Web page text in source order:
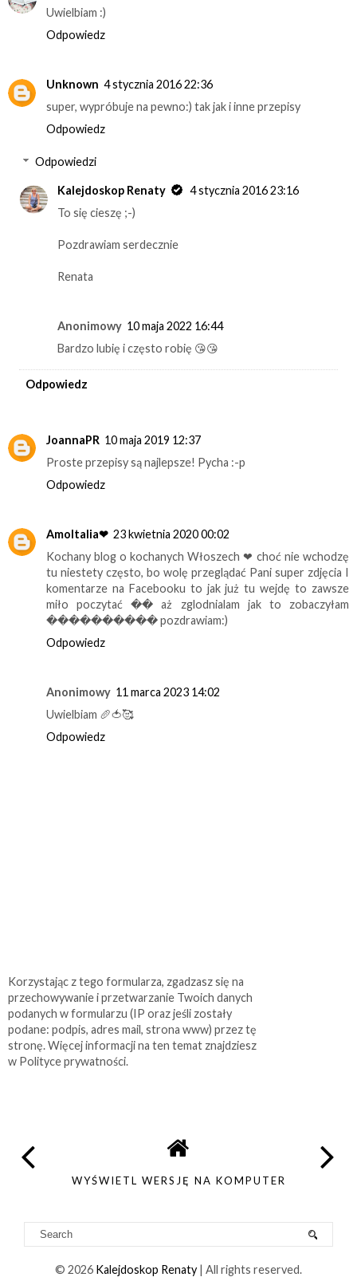
Uwielbiam :)
Odpowiedz
Unknown 4 stycznia 2016 22:36
super, wypróbuje na pewno:) tak jak i inne przepisy
Odpowiedz
Odpowiedzi
Kalejdoskop Renaty
4 stycznia 2016 23:16
To się cieszę ;-)
Pozdrawiam serdecznie
Renata
Anonimowy 10 maja 2022 16:44
Bardzo lubię i często robię 😘😘
Odpowiedz
JoannaPR 10 maja 2019 12:37
Proste przepisy są najlepsze! Pycha :-p
Odpowiedz
AmoItalia❤ 23 kwietnia 2020 00:02
Kochany blog o kochanych Włoszech ❤ choć nie wchodzę
tu niestety często, bo wolę przeglądać Pani super zdjęcia I
komentarze na Facebooku to jak już tu wejdę to zawsze
miło poczytać �� aż zglodnialam jak to zobaczyłam
���������� pozdrawiam:)
Odpowiedz
Anonimowy 11 marca 2023 14:02
Uwielbiam 🥖🍅🥰
Odpowiedz
Korzystając z tego formularza, zgadzasz się na
przechowywanie i przetwarzanie Twoich danych
podanych w formularzu (IP oraz jeśli zostały
podane: podpis, adres mail, strona www) przez tę
stronę. Więcej informacji na ten temat znajdziesz
w Polityce prywatności.
WYŚWIETL WERSJĘ NA KOMPUTER
© 2026 Kalejdoskop Renaty | All rights reserved.